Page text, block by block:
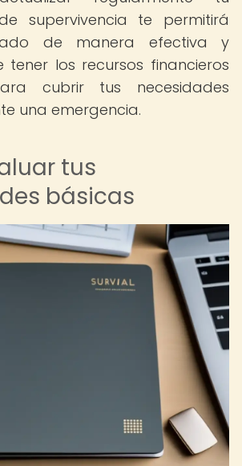
supervivencia te permitirá
de manera efectiva y
los recursos financieros
cubrir tus necesidades
una emergencia.
tus
básicas